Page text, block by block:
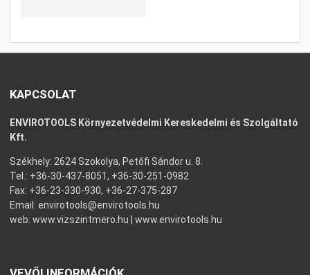
KAPCSOLAT
ENVIROTOOLS Környezetvédelmi Kereskedelmi és Szolgáltató
Kft.
Székhely: 2624 Szokolya, Petőfi Sándor u. 8.
Tel.: +36-30-437-8051, +36-30-251-0982
Fax: +36-23-330-930, +36-27-375-287
Email: envirotools@envirotools.hu
web: www.vizszintmero.hu www.envirotools.hu